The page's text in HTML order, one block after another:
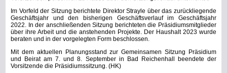
Im Vorfeld der Sitzung berichtete Direktor Strayle über das zurückliegende
Geschäftsjahr und den bisherigen Geschäftsverlauf im Geschäftsjahr
2022. In der anschließenden Sitzung berichteten die Präsidiumsmitglieder
über ihre Arbeit und die anstehenden Projekte. Der Haushalt 2023 wurde
beraten und in der vorgelegten Form beschlossen.
Mit dem aktuellen Planungsstand zur Gemeinsamen Sitzung Präsidium
und Beirat am 7. und 8. September in Bad Reichenhall beendete der
Vorsitzende die Präsidiumssitzung. (HK)